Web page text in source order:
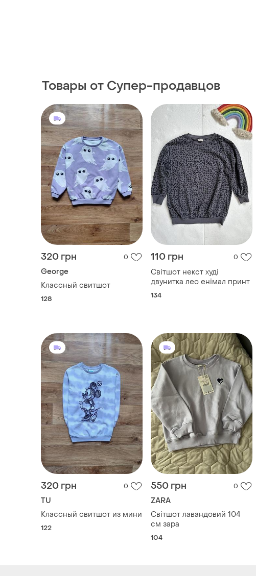
Товары от Супер-продавцов
320 грн 0
George
Классный свитшот
128
110 грн 0
Світшот некст худі
двунитка лео енімал принт
134
320 грн 0
TU
Классный свитшот из мини
122
550 грн 0
ZARA
Світшот лавандовий 104
см зара
104